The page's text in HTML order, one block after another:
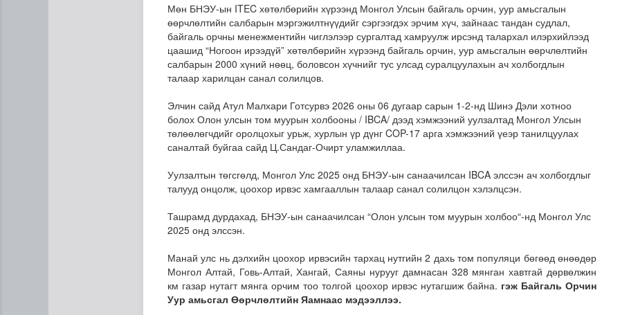
Сумдын халаалтын төвүүдийн засвар, шинэчлэлийг бүрэн хийж, хувийн хэвшил рүү м..
Мөн БНЭУ-ын ITEC хөтөлбөрийн хүрээнд Монгол Улсын байгаль орчин, уур амьсгалын
өөрчлөлтийн салбарын мэргэжилтнүүдийг сэргээгдэх эрчим хүч, зайнаас тандан судлал,
байгаль орчны менежментийн чиглэлээр сургалтад хамруулж ирсэнд талархал илэрхийлээд
цаашид “Ногоон ирээдүй” хөтөлбөрийн хүрээнд байгаль орчин, уур амьсгалын өөрчлөлтийн
салбарын 2000 хүний нөөц, боловсон хүчнийг тус улсад суралцуулахын ач холбогдлын
талаар харилцан санал солилцов.
Элчин сайд Атул Малхари Готсурвэ 2026 оны 06 дугаар сарын 1-2-нд Шинэ Дэли хотноо
болох Олон улсын том муурын холбооны / IBCA/ дээд хэмжээний уулзалтад Монгол Улсын
төлөөлөгчдийг оролцохыг урьж, хурлын үр дүнг COP-17 арга хэмжээний үеэр танилцуулах
саналтай буйгаа сайд Ц.Сандаг-Очирт уламжиллаа.
Уулзалтын төгсгөлд, Монгол Улс 2025 онд БНЭУ-ын санаачилсан IBCA элссэн ач холбогдлыг
талууд онцолж, цоохор ирвэс хамгааллын талаар санал солилцон хэлэлцсэн.
Ташрамд дурдахад, БНЭУ-ын санаачилсан “Олон улсын том муурын холбоо“-нд Монгол Улс
2025 онд элссэн.
Манай улс нь дэлхийн цоохор ирвэсийн тархац нутгийн 2 дахь том популяци бөгөөд өнөөдөр
Монгол Алтай, Говь-Алтай, Хангай, Саяны нурууг дамнасан 328 мянган хавтгай дөрвөлжин
км газар нутагт мянга орчим тоо толгой цоохор ирвэс нутагшиж байна. гэж Байгаль Орчин
Уур амьсгал Өөрчлөлтийн Яамнаас мэдээллээ.